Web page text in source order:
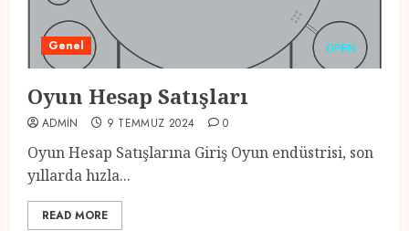
Genel
Oyun Hesap Satışları
ADMIN 9 TEMMUZ 2024 0
Oyun Hesap Satışlarına Giriş Oyun endüstrisi, son
yıllarda hızla...
READ MORE